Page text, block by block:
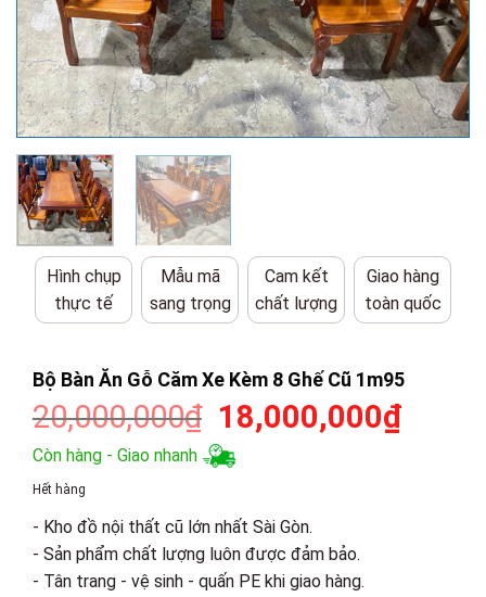
Hình chụp
thực tế
Mẫu mã
sang trọng
Cam kết
chất lượng
Giao hàng
toàn quốc
Bộ Bàn Ăn Gỗ Căm Xe Kèm 8 Ghế Cũ 1m95
20,000,000₫ Giá
gốc
là:
18,000,000₫Giá
Còn hàng - Giao nhanh
Hết hàng
- Kho đồ nội thất cũ lớn nhất Sài Gòn.
- Sản phẩm chất lượng luôn được đảm bảo.
- Tân trang - vệ sinh - quấn PE khi giao hàng.